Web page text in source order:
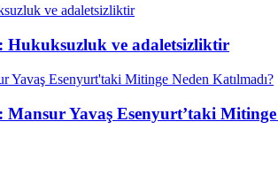
Hukuksuzluk ve adaletsizliktir
Yavaş Esenyurt’taki Mitinge